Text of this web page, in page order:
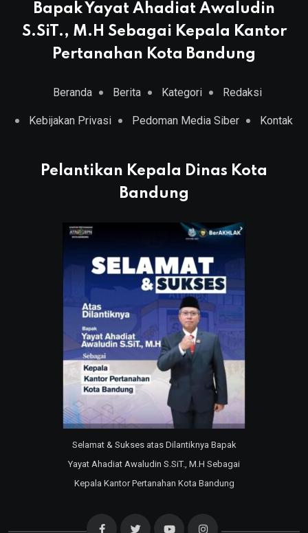
Bapak Yayat Ahadiat Awaludin
S.SiT., M.H Sebagai Kepala Kantor
Pertanahan Kota Bandung
Beranda Berita Kategori Redaksi
Kebijakan Privasi Pedoman Media Siber Kontak
Pelantikan Kepala Dinas Kota
Bandung
Selamat & Sukses atas Dilantiknya Bapak
Yayat Ahadiat Awaludin S.SiT., M.H Sebagai
Kepala Kantor Pertanahan Kota Bandung